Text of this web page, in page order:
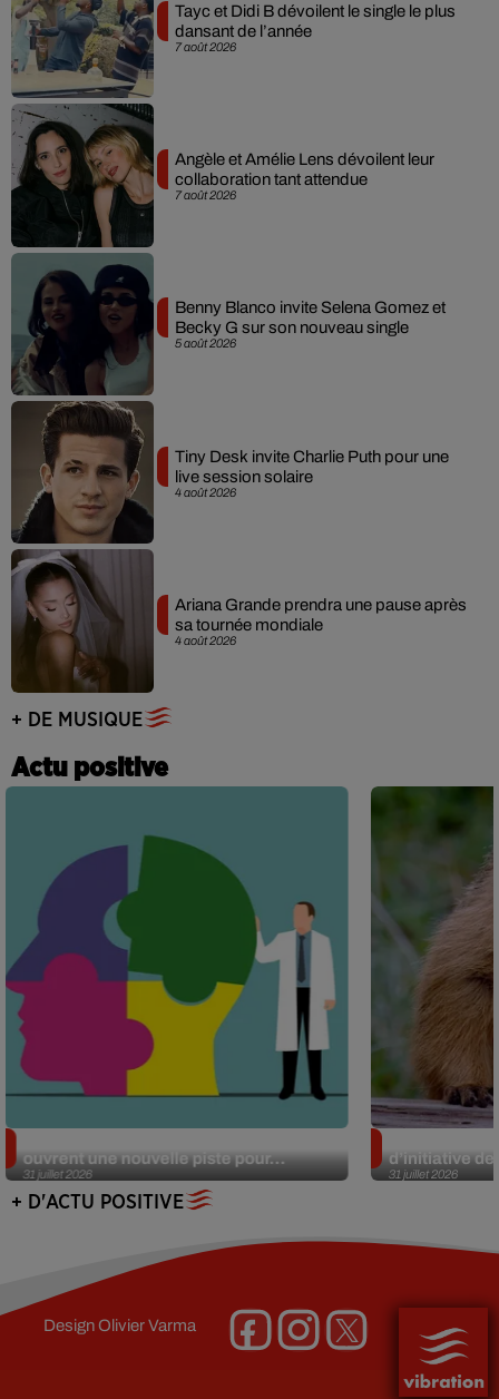
7 août 2026
Tayc et Didi B dévoilent le single le plus
dansant de l’année
7 août 2026
Angèle et Amélie Lens dévoilent leur
collaboration tant attendue
5 août 2026
Benny Blanco invite Selena Gomez et
Becky G sur son nouveau single
4 août 2026
Tiny Desk invite Charlie Puth pour une
live session solaire
4 août 2026
Ariana Grande prendra une pause après
sa tournée mondiale
+ DE MUSIQUE
Actu positive
31 juillet 2026
ouvrent une nouvelle piste pour...
31 juillet 2026
d’initiative
+ D'ACTU POSITIVE
DesignOlivier Varma